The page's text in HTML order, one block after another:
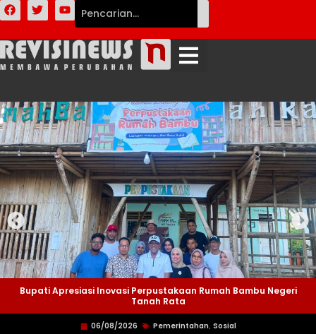
Bupati Apresiasi Inovasi Perpustakaan Rumah Bambu Negeri
Tanah Rata
06/08/2026 Pemerintahan, Sosial